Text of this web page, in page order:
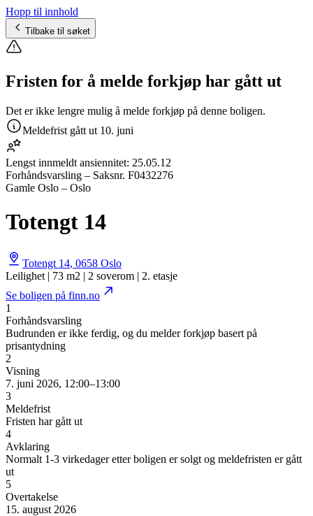
Hopp til innhold
Tilbake til søket
Fristen for å melde forkjøp har gått ut
Det er ikke lengre mulig å melde forkjøp på denne boligen.
Meldefrist gått ut 10. juni
Lengst innmeldt ansiennitet: 25.05.12
Forhåndsvarsling – Saksnr. F0432276
Gamle Oslo – Oslo
Totengt 14
Totengt 14, 0658 Oslo
Leilighet | 73 m2 | 2 soverom | 2. etasje
Se boligen på finn.no
1
Forhåndsvarsling
Budrunden er ikke ferdig, og du melder forkjøp basert på
prisantydning
2
Visning
7. juni 2026, 12:00–13:00
3
Meldefrist
Fristen har gått ut
4
Avklaring
Normalt 1-3 virkedager etter boligen er solgt og meldefristen er gått
ut
5
Overtakelse
15. august 2026